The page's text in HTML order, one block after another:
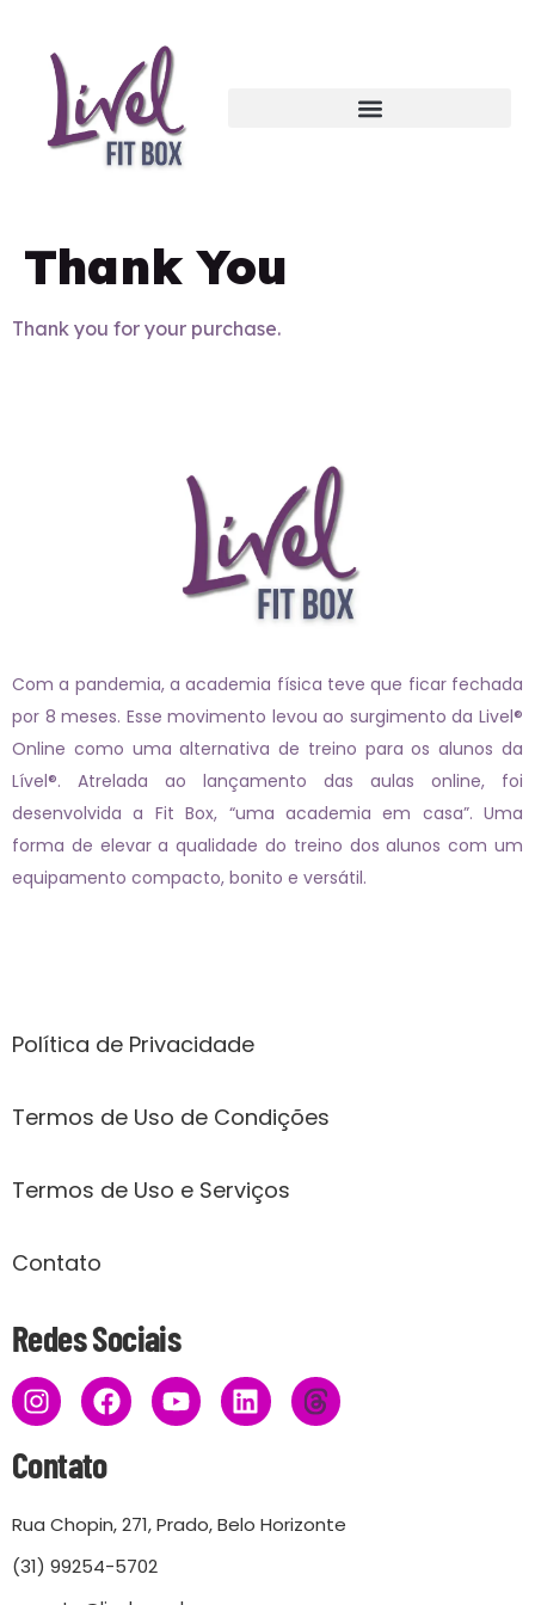
Thank You
Thank you for your purchase.
Com a pandemia, a academia física teve que ficar fechada
por 8 meses. Esse movimento levou ao surgimento da Livel®
Online como uma alternativa de treino para os alunos da
Lível®. Atrelada ao lançamento das aulas online, foi
desenvolvida a Fit Box, “uma academia em casa”. Uma
forma de elevar a qualidade do treino dos alunos com um
equipamento compacto, bonito e versátil.
Política de Privacidade
Termos de Uso de Condições
Termos de Uso e Serviços
Contato
Redes Sociais
Contato
Rua Chopin, 271, Prado, Belo Horizonte
(31) 99254-5702